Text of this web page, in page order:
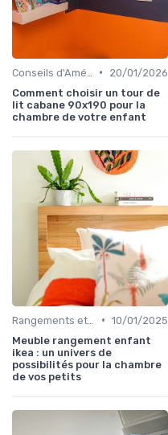
•
20/01/2026
Comment choisir un tour de
lit cabane 90x190 pour la
chambre de votre enfant
• 10/01/2025
Meuble rangement enfant
ikea : un univers de
possibilités pour la chambre
de vos petits